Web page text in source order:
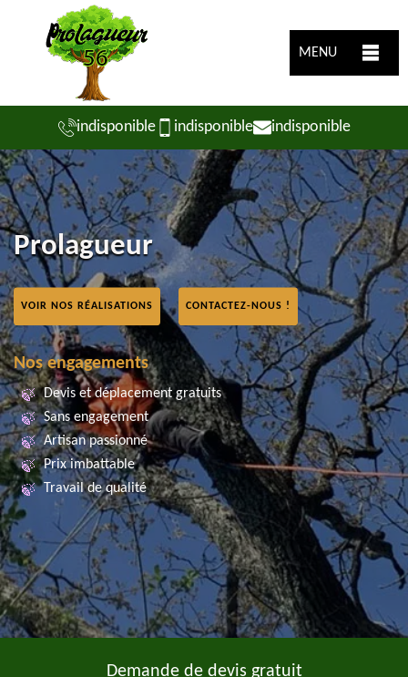
MENU
indisponible indisponible indisponible
Prolagueur
VOIR NOS RÉALISATIONS CONTACTEZ-NOUS !
Nos engagements
Devis et déplacement gratuits
Sans engagement
Artisan passionné
Prix imbattable
Travail de qualité
Demande de devis gratuit